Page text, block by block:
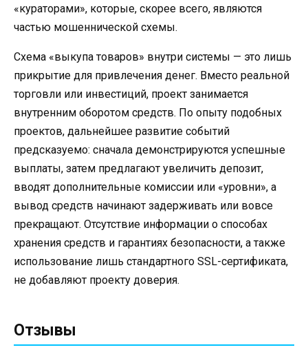
«кураторами», которые, скорее всего, являются
частью мошеннической схемы.
Схема «выкупа товаров» внутри системы — это лишь
прикрытие для привлечения денег. Вместо реальной
торговли или инвестиций, проект занимается
внутренним оборотом средств. По опыту подобных
проектов, дальнейшее развитие событий
предсказуемо: сначала демонстрируются успешные
выплаты, затем предлагают увеличить депозит,
вводят дополнительные комиссии или «уровни», а
вывод средств начинают задерживать или вовсе
прекращают. Отсутствие информации о способах
хранения средств и гарантиях безопасности, а также
использование лишь стандартного SSL-сертификата,
не добавляют проекту доверия.
Отзывы